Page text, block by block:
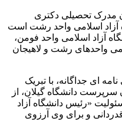
مدرک تحصیلی دکتری
آزاد اسلامی واحد رشت است
آزاد اسلامی واحد فومن،
واحدهای رشت و لاهیجان
ای جداگانه، با تبریک
سرپرست دانشگاه گیلان، از
«رئیس دانشگاه آزاد
و برای وی آرزوی